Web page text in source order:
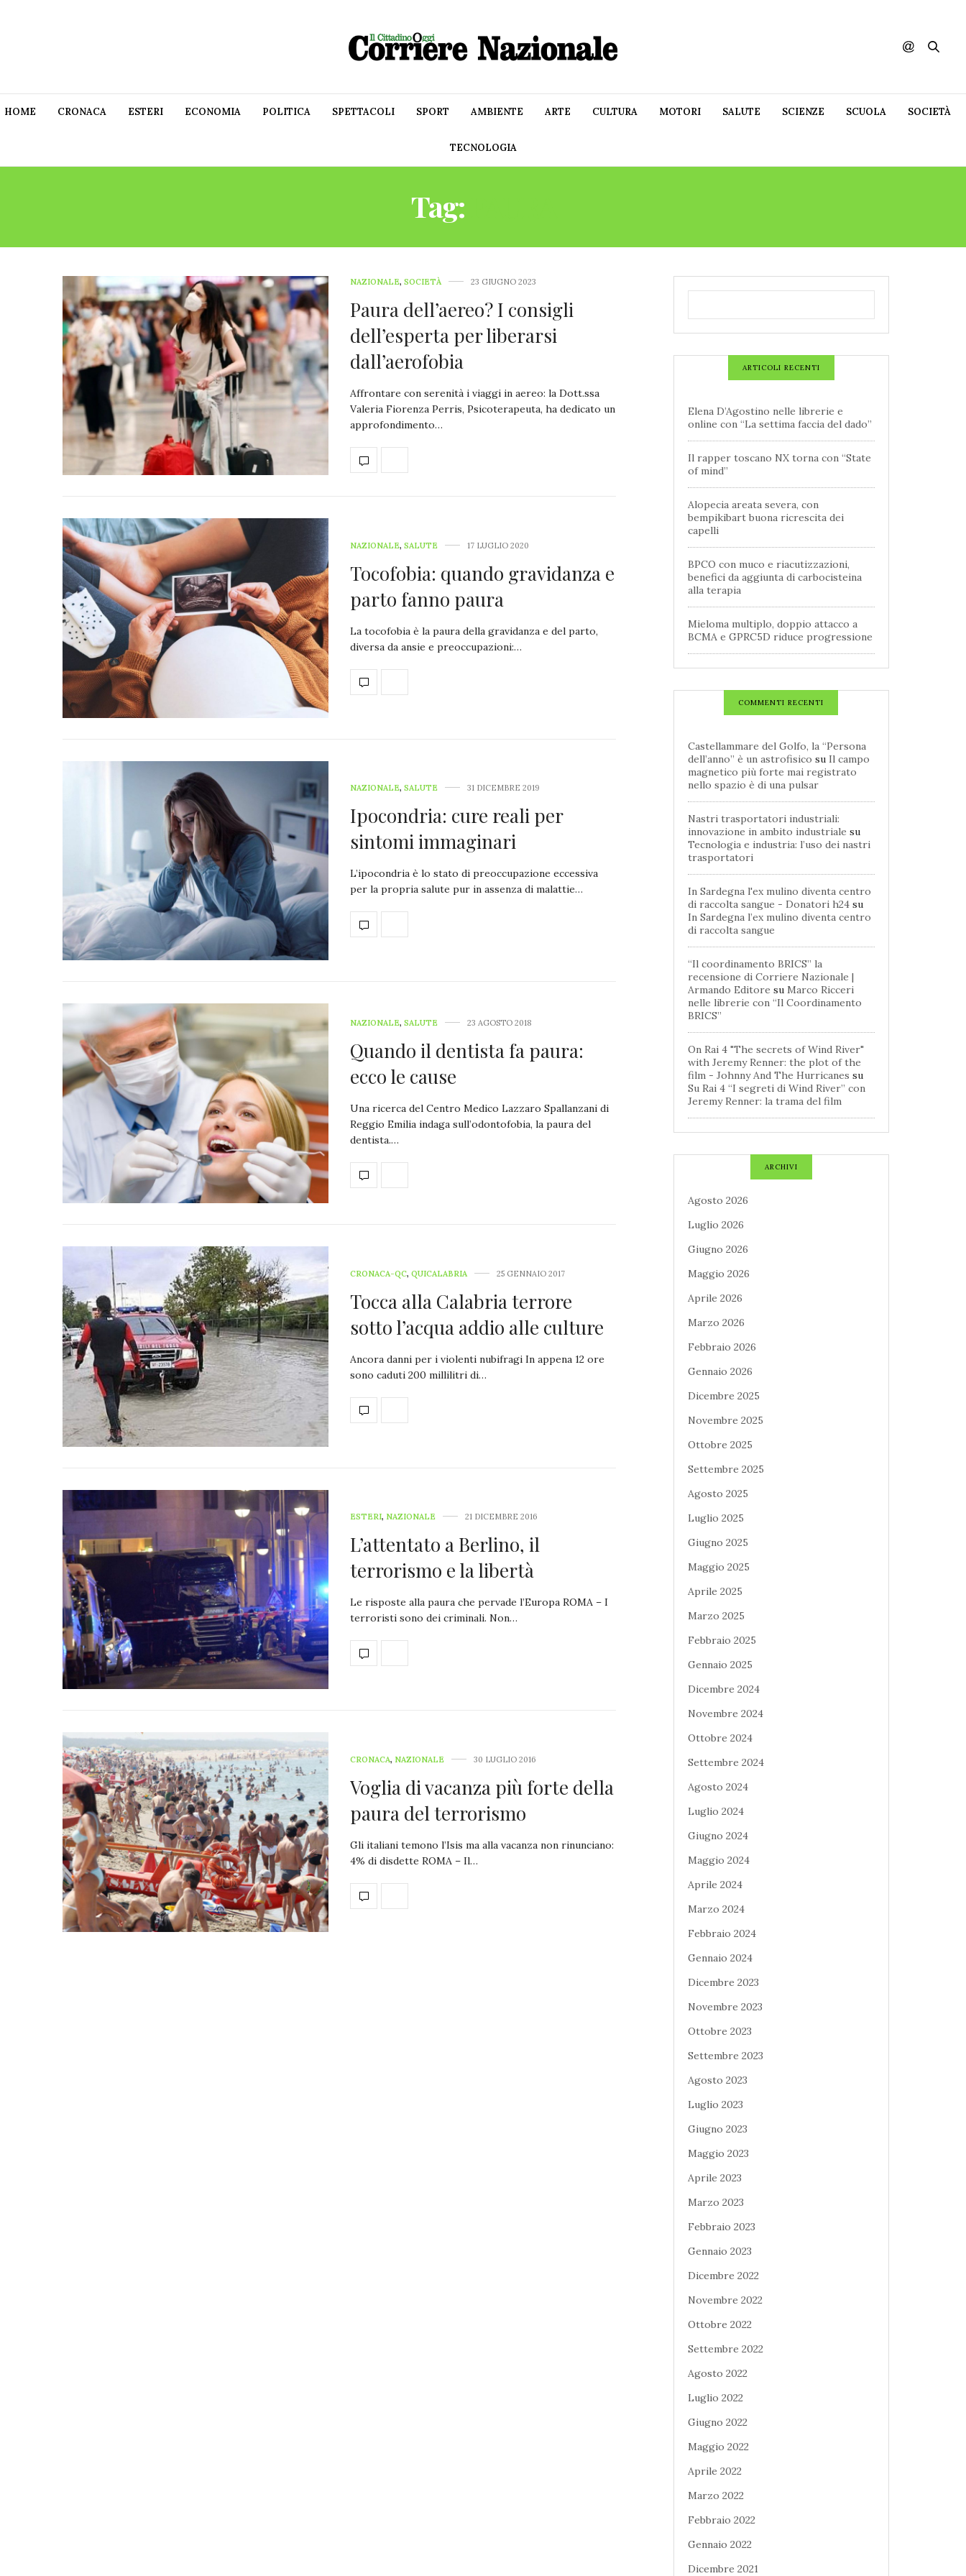
HOME CRONACA ESTERI ECONOMIA POLITICA SPETTACOLI SPORT AMBIENTE ARTE CULTURA MOTORI SALUTE SCIENZE SCUOLA SOCIETÀ
TECNOLOGIA
Tag:
NAZIONALE, SOCIETÀ 23 GIUGNO 2023
Paura dell’aereo? I consigli
dell’esperta per liberarsi
dall’aerofobia
Affrontare con serenità i viaggi in aereo: la Dott.ssa
Valeria Fiorenza Perris, Psicoterapeuta, ha dedicato un
approfondimento…
NAZIONALE, SALUTE 17 LUGLIO 2020
Tocofobia: quando gravidanza e
parto fanno paura
La tocofobia è la paura della gravidanza e del parto,
diversa da ansie e preoccupazioni:…
NAZIONALE, SALUTE 31 DICEMBRE 2019
Ipocondria: cure reali per
sintomi immaginari
L’ipocondria è lo stato di preoccupazione eccessiva
per la propria salute pur in assenza di malattie…
NAZIONALE, SALUTE 23 AGOSTO 2018
Quando il dentista fa paura:
ecco le cause
Una ricerca del Centro Medico Lazzaro Spallanzani di
Reggio Emilia indaga sull’odontofobia, la paura del
dentista.…
CRONACA-QC, QUICALABRIA 25 GENNAIO 2017
Tocca alla Calabria terrore
sotto l’acqua addio alle culture
Ancora danni per i violenti nubifragi In appena 12 ore
sono caduti 200 millilitri di…
ESTERI, NAZIONALE 21 DICEMBRE 2016
L’attentato a Berlino, il
terrorismo e la libertà
Le risposte alla paura che pervade l’Europa ROMA – I
terroristi sono dei criminali. Non…
CRONACA, NAZIONALE 30 LUGLIO 2016
Voglia di vacanza più forte della
paura del terrorismo
Gli italiani temono l’Isis ma alla vacanza non rinunciano:
4% di disdette ROMA – Il…
ARTICOLI RECENTI
Elena D’Agostino nelle librerie e
online con “La settima faccia del dado”
Il rapper toscano NX torna con “State
of mind”
Alopecia areata severa, con
bempikibart buona ricrescita dei
capelli
BPCO con muco e riacutizzazioni,
benefici da aggiunta di carbocisteina
alla terapia
Mieloma multiplo, doppio attacco a
BCMA e GPRC5D riduce progressione
COMMENTI RECENTI
Castellammare del Golfo, la “Persona
dell’anno” è un astrofisico su Il campo
magnetico più forte mai registrato
nello spazio è di una pulsar
Nastri trasportatori industriali:
innovazione in ambito industriale su
Tecnologia e industria: l’uso dei nastri
trasportatori
In Sardegna l'ex mulino diventa centro
di raccolta sangue - Donatori h24 su
In Sardegna l’ex mulino diventa centro
di raccolta sangue
“Il coordinamento BRICS” la
recensione di Corriere Nazionale |
Armando Editore su Marco Ricceri
nelle librerie con “Il Coordinamento
BRICS”
On Rai 4 "The secrets of Wind River"
with Jeremy Renner: the plot of the
film - Johnny And The Hurricanes su
Su Rai 4 “I segreti di Wind River” con
Jeremy Renner: la trama del film
ARCHIVI
Agosto 2026
Luglio 2026
Giugno 2026
Maggio 2026
Aprile 2026
Marzo 2026
Febbraio 2026
Gennaio 2026
Dicembre 2025
Novembre 2025
Ottobre 2025
Settembre 2025
Agosto 2025
Luglio 2025
Giugno 2025
Maggio 2025
Aprile 2025
Marzo 2025
Febbraio 2025
Gennaio 2025
Dicembre 2024
Novembre 2024
Ottobre 2024
Settembre 2024
Agosto 2024
Luglio 2024
Giugno 2024
Maggio 2024
Aprile 2024
Marzo 2024
Febbraio 2024
Gennaio 2024
Dicembre 2023
Novembre 2023
Ottobre 2023
Settembre 2023
Agosto 2023
Luglio 2023
Giugno 2023
Maggio 2023
Aprile 2023
Marzo 2023
Febbraio 2023
Gennaio 2023
Dicembre 2022
Novembre 2022
Ottobre 2022
Settembre 2022
Agosto 2022
Luglio 2022
Giugno 2022
Maggio 2022
Aprile 2022
Marzo 2022
Febbraio 2022
Gennaio 2022
Dicembre 2021